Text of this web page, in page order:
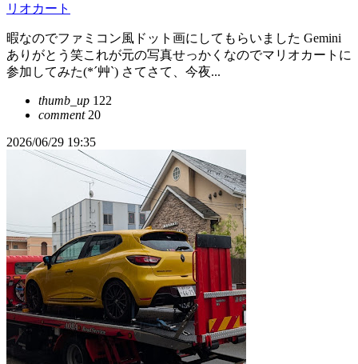
リオカート
暇なのでファミコン風ドット画にしてもらいました Gemini
ありがとう笑これが元の写真せっかくなのでマリオカートに
参加してみた(*´艸`) さてさて、今夜...
thumb_up 122
comment20
2026/06/29 19:35